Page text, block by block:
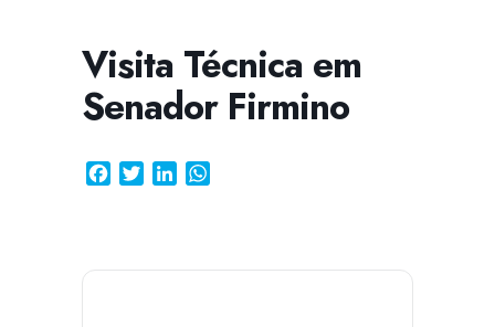
Visita Técnica em
Senador Firmino
FacebookTwitterLinkedIn
CISSA
Assistente Virtual do CISAB